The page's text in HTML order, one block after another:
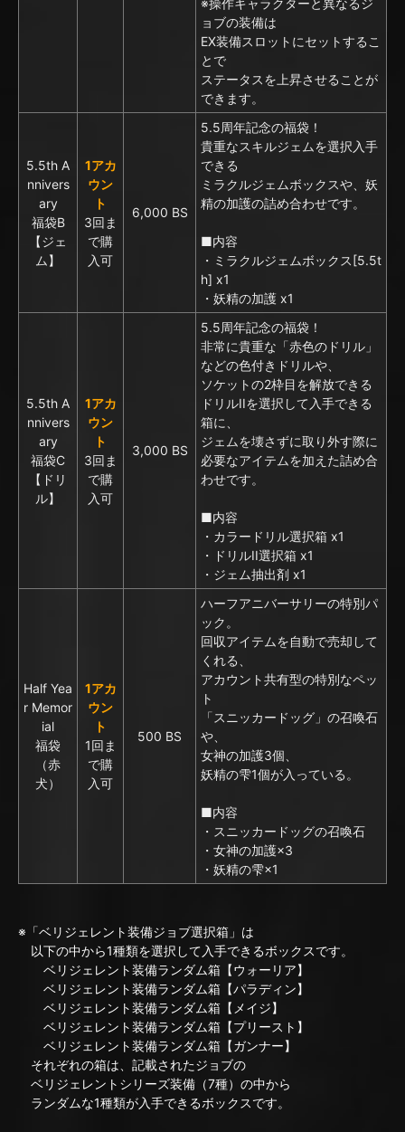
※操作キャラクターと異なるジ
ョブの装備は
EX装備スロットにセットするこ
とで
ステータスを上昇させることが
できます。
5.5th A
nnivers
ary
福袋B
【ジェ
ム】
1アカ
ウン
ト
3回ま
で購
入可
6,000 BS
5.5周年記念の福袋！
貴重なスキルジェムを選択入手
できる
ミラクルジェムボックスや、妖
精の加護の詰め合わせです。
■内容
・ミラクルジェムボックス[5.5t
h] x1
・妖精の加護 x1
5.5th A
nnivers
ary
福袋C
【ドリ
ル】
1アカ
ウン
ト
3回ま
で購
入可
3,000 BS
5.5周年記念の福袋！
非常に貴重な「赤色のドリル」
などの色付きドリルや、
ソケットの2枠目を解放できる
ドリルIIを選択して入手できる
箱に、
ジェムを壊さずに取り外す際に
必要なアイテムを加えた詰め合
わせです。
■内容
・カラードリル選択箱 x1
・ドリルII選択箱 x1
・ジェム抽出剤 x1
Half Yea
r Memor
ial
福袋
（赤
犬）
1アカ
ウン
ト
1回ま
で購
入可
500 BS
ハーフアニバーサリーの特別パ
ック。
回収アイテムを自動で売却して
くれる、
アカウント共有型の特別なペッ
ト
「スニッカードッグ」の召喚石
や、
女神の加護3個、
妖精の雫1個が入っている。
■内容
・スニッカードッグの召喚石
・女神の加護×3
・妖精の雫×1
※「ベリジェレント装備ジョブ選択箱」は
以下の中から1種類を選択して入手できるボックスです。
ベリジェレント装備ランダム箱【ウォーリア】
ベリジェレント装備ランダム箱【パラディン】
ベリジェレント装備ランダム箱【メイジ】
ベリジェレント装備ランダム箱【プリースト】
ベリジェレント装備ランダム箱【ガンナー】
それぞれの箱は、記載されたジョブの
ベリジェレントシリーズ装備（7種）の中から
ランダムな1種類が入手できるボックスです。